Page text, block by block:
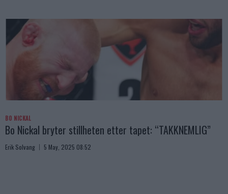
BO NICKAL
Bo Nickal bryter stillheten etter tapet: “TAKKNEMLIG”
Erik Solvang 5 May, 2025 08:52